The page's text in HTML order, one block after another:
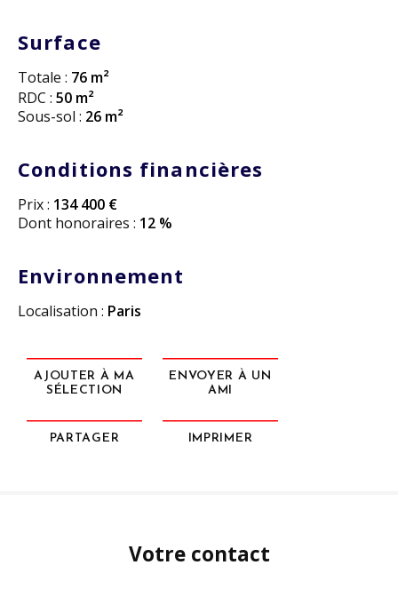
Surface
Totale : 76 m²
RDC : 50 m²
Sous-sol : 26 m²
Conditions financières
Prix : 134 400 €
Dont honoraires : 12 %
Environnement
Localisation : Paris
AJOUTER À MA
SÉLECTION
ENVOYER À UN
AMI
PARTAGER IMPRIMER
Votre contact